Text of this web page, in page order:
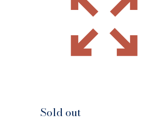
Sold out